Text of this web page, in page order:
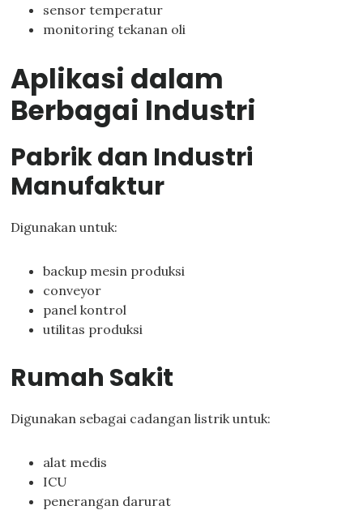
sensor temperatur
monitoring tekanan oli
Aplikasi dalam
Berbagai Industri
Pabrik dan Industri
Manufaktur
Digunakan untuk:
backup mesin produksi
conveyor
panel kontrol
utilitas produksi
Rumah Sakit
Digunakan sebagai cadangan listrik untuk:
alat medis
ICU
penerangan darurat